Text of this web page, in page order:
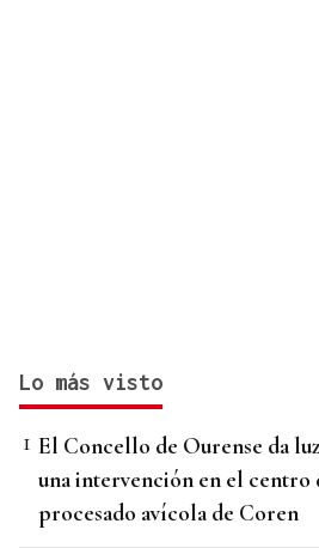
Lo más visto
El Concello de Ourense da
una intervención en el centro
procesado avícola de Coren